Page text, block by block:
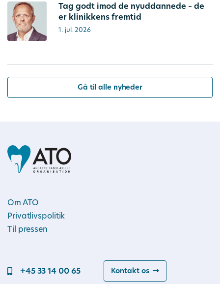
Tag godt imod de nyuddannede – de
er klinikkens fremtid
1. jul. 2026
Gå til alle nyheder
Om ATO
Privatlivspolitik
Til pressen
+45 33 14 00 65 Kontakt os